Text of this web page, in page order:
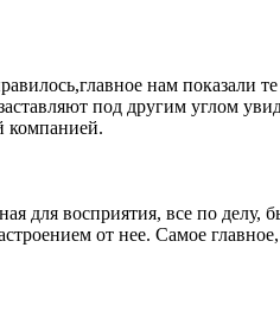
нам показали
под другим углом
компанией.
для восприятия, все по делу,
от нее. Самое главное,